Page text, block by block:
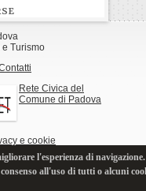
Turismo
Rete Civica del
Comune di Padova
e cookie
l'esperienza di
all'uso di tutti o alcuni